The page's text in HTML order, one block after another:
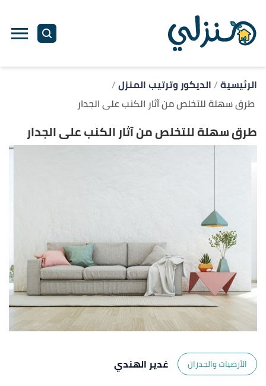
الرئيسية الديكور وترتيب المنزل
طرق سهلة للتخلص من آثار الكنب على الجدار
طرق سهلة للتخلص من آثار الكنب على الجدار
الأرضيات والجدران
غدير الهندي